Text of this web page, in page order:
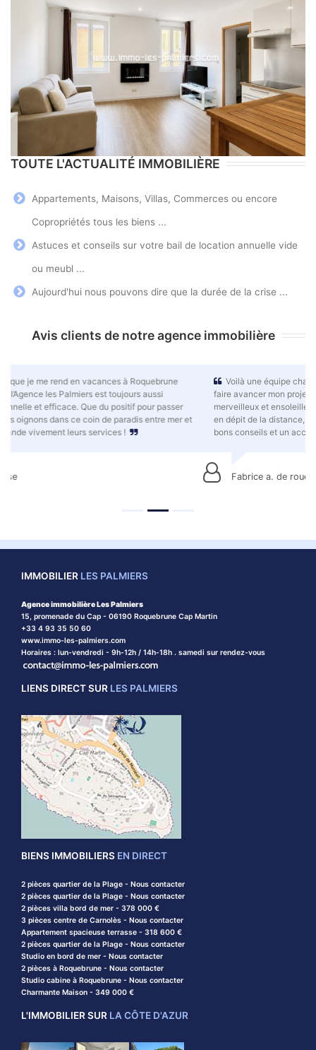
TOUTE L'ACTUALITÉ IMMOBILIÈRE
Appartements, Maisons, Villas, Commerces ou encore
Copropriétés tous les biens ...
Astuces et conseils sur votre bail de location annuelle vide
ou meubl ...
Aujourd'hui nous pouvons dire que la durée de la crise ...
Avis clients de notre agence immobilière
Voilà une équipe chaleureuse qui ne ménage pas ses efforts pour
faire avancer mon projet d’investissement immobilier dans ce cadre
merveilleux et ensoleillé. Une relation de confiance s’est instaurée et,
en dépit de la distance, il y a une véritable écoute de mes besoins, de
bons conseils et un accompagnement sans faille. Très satisfait.
IMMOBILIER LES PALMIERS
Agence immobilière Les Palmiers
15, promenade du Cap - 06190 Roquebrune Cap Martin
+33 4 93 35 50 60
www.immo-les-palmiers.com
Horaires : lun-vendredi - 9h-12h / 14h-18h . samedi sur rendez-vous
LIENS DIRECT SUR LES PALMIERS
BIENS IMMOBILIERS EN DIRECT
2 pièces quartier de la Plage - Nous contacter
2 pièces quartier de la Plage - Nous contacter
2 pièces villa bord de mer - 378 000 €
3 pièces centre de Carnolès - Nous contacter
Appartement spacieuse terrasse - 318 600 €
2 pièces quartier de la Plage - Nous contacter
Studio en bord de mer - Nous contacter
2 pièces à Roquebrune - Nous contacter
Studio cabine à Roquebrune - Nous contacter
Charmante Maison - 349 000 €
L'IMMOBILIER SUR LA CÔTE D'AZUR